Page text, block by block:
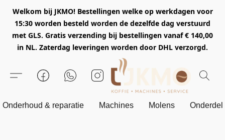
Welkom bij JKMO! Bestellingen welke op werkdagen voor
15:30 worden besteld worden de dezelfde dag verstuurd
met GLS. Gratis verzending bij bestellingen vanaf € 140,00
in NL. Zaterdag leveringen worden door DHL verzorgd.
Onderhoud & reparatie Machines Molens